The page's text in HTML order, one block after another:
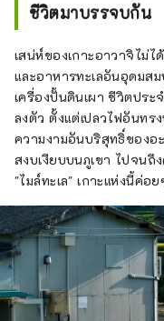
ชีวิตมาบรรจบกัน
เสน่ห์ของเกาะอาวาจิไม่
และอาหารทะเลอันอุดมส
เครื่องปั้นดินเผา ชีวิตปร
ลงตัว ตั้งแต่เปลวไฟอันทร
ความงามอันบริสุทธิ์ของอ
สงบเงียบบนภูเขา ไปจน
"ไมล์ทะเล" เกาะแห่งนี้ค่อ